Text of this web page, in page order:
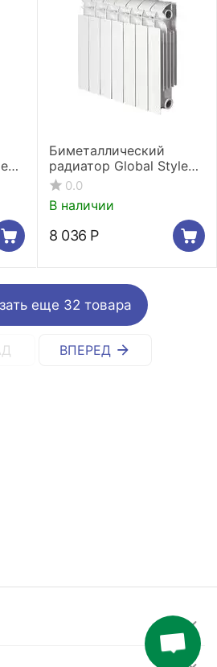
Биметаллический
радиатор Global Style
Plus 350 5 секций
0.0
В наличии
8 036 Р
еще 32 товара
ВПЕРЕД